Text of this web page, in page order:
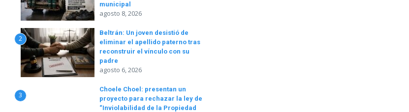
municipal
agosto 8, 2026
2
Beltrán: Un joven desistió de
eliminar el apellido paterno tras
reconstruir el vínculo con su
padre
agosto 6, 2026
3
Choele Choel: presentan un
proyecto para rechazar la ley de
“Inviolabilidad de la Propiedad